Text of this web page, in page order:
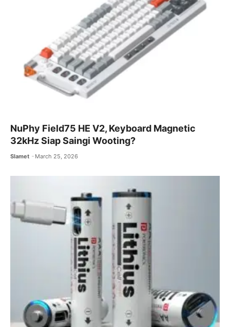
NuPhy Field75 HE V2, Keyboard Magnetic
32kHz Siap Saingi Wooting?
Slamet March 25, 2026